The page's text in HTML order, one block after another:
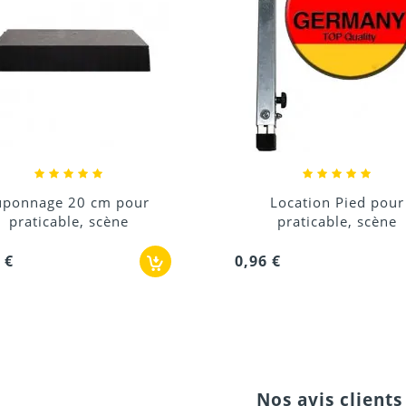
Location Pied pour
praticable, scène
€
Juponnage 40 cm
praticable, scène
6,00 €
Nos avis clients